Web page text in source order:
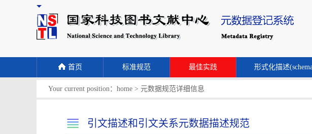
首页 标准规范 最佳实践 形式化描述
Your current position： home > 元数据规范详细信息
引文描述和引文关系元数据描述规范